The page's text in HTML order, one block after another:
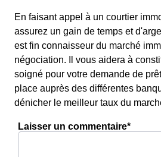
En faisant appel à un courtier
assurez un gain de temps et
est fin connaisseur du marché
négociation. Il vous aidera à
soigné pour votre demande de
place auprès des différentes
dénicher le meilleur taux du
Laisser un commentaire*